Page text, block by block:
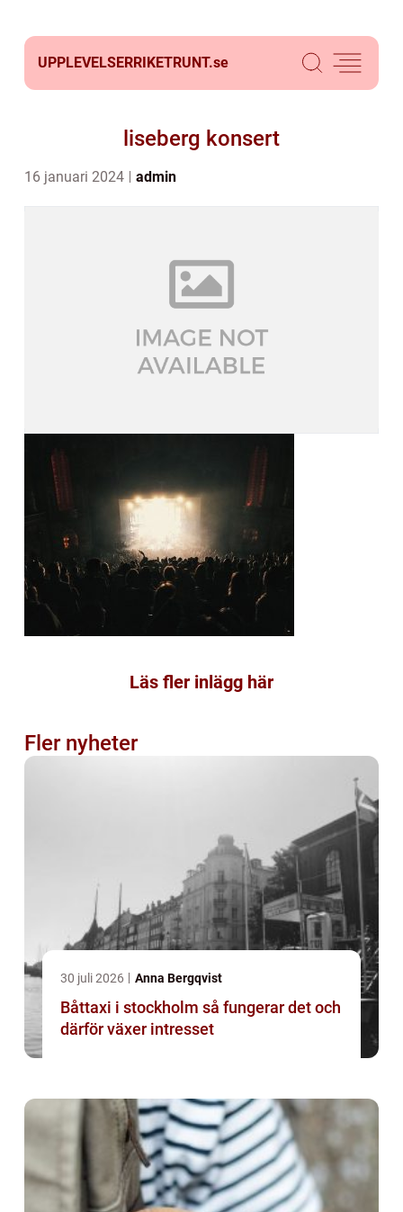
UPPLEVELSERRIKETRUNT.se
liseberg konsert
16 januari 2024 admin
Läs fler inlägg här
Fler nyheter
30 juli 2026 Anna Bergqvist
Båttaxi i stockholm så fungerar det och
därför växer intresset